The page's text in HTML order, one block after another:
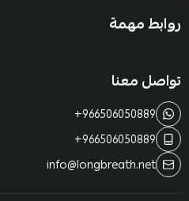
روابط مهمة
تواصل معنا
+966506050889
+966506050889
info@longbreath.net